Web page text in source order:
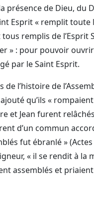
présence de Dieu, du
Esprit « remplit
remplis de l’Esprit
» : pour pouvoir
par le Saint Esprit.
de l’histoire de
qu’ils «
et Jean furent
d’un commun
fut ébranlé »
« il se rendit à
assemblés et priaient